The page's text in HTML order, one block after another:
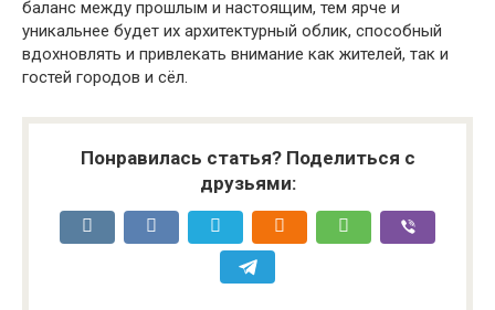
баланс между прошлым и настоящим, тем ярче и
уникальнее будет их архитектурный облик, способный
вдохновлять и привлекать внимание как жителей, так и
гостей городов и сёл.
Понравилась статья? Поделиться с
друзьями: